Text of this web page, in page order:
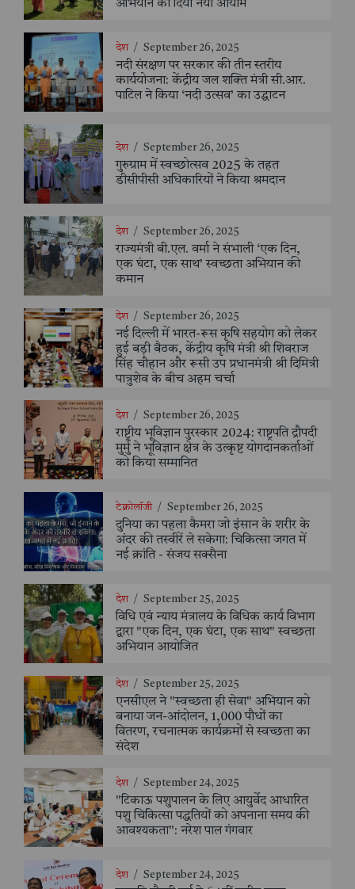
अभियान को दिया नया आयाम
देश / September 26, 2025
नदी संरक्षण पर सरकार की तीन स्तरीय
कार्ययोजना: केंद्रीय जल शक्ति मंत्री सी.आर.
पाटिल ने किया ‘नदी उत्सव’ का उद्घाटन
देश / September 26, 2025
गुरुग्राम में स्वच्छोत्सव 2025 के तहत
डीसीपीसी अधिकारियों ने किया श्रमदान
देश / September 26, 2025
राज्यमंत्री बी.एल. वर्मा ने संभाली ‘एक दिन,
एक घंटा, एक साथ’ स्वच्छता अभियान की
कमान
देश / September 26, 2025
नई दिल्ली में भारत-रूस कृषि सहयोग को लेकर
हुई बड़ी बैठक, केंद्रीय कृषि मंत्री श्री शिवराज
सिंह चौहान और रूसी उप प्रधानमंत्री श्री दिमित्री
पात्रुशेव के बीच अहम चर्चा
देश / September 26, 2025
राष्ट्रीय भूविज्ञान पुरस्कार 2024: राष्ट्रपति द्रौपदी
मुर्मु ने भूविज्ञान क्षेत्र के उत्कृष्ट योगदानकर्ताओं
को किया सम्मानित
टेक्नोलॉजी / September 26, 2025
दुनिया का पहला कैमरा जो इंसान के शरीर के
अंदर की तस्वीरें ले सकेगा: चिकित्सा जगत में
नई क्रांति - संजय सक्सैना
देश / September 25, 2025
विधि एवं न्याय मंत्रालय के विधिक कार्य विभाग
द्वारा "एक दिन, एक घंटा, एक साथ" स्वच्छता
अभियान आयोजित
देश / September 25, 2025
एनसीएल ने "स्वच्छता ही सेवा" अभियान को
बनाया जन-आंदोलन, 1,000 पौधों का
वितरण, रचनात्मक कार्यक्रमों से स्वच्छता का
संदेश
देश / September 24, 2025
"टिकाऊ पशुपालन के लिए आयुर्वेद आधारित
पशु चिकित्सा पद्धतियों को अपनाना समय की
आवश्यकता": नरेश पाल गंगवार
देश / September 24, 2025